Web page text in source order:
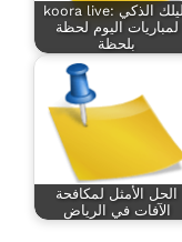
koora live: دليلك الذكي
لمباريات اليوم لحظة
بلحظة
الحل الأمثل لمكافحة
الآفات في الرياض